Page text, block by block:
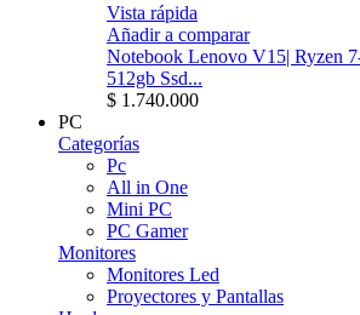
Vista rápida
Añadir a comparar
Notebook Lenovo V15| Ryzen
512gb Ssd...
$ 1.740.000
PC
Categorías
Pc
All in One
Mini PC
PC Gamer
Monitores
Monitores Led
Proyectores y Pantallas